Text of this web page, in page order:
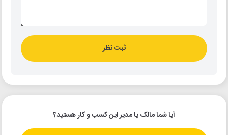
ثبت نظر
آیا شما مالک یا مدیر این کسب و کار هستید؟